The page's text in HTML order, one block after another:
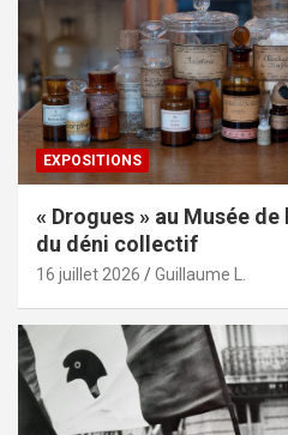
EXPOSITIONS
« Drogues » au Musée
du déni collectif
16 juillet 2026 Guillaume L.